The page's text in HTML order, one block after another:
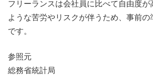
フリーランスは会社員に比べて自由度
ような苦労やリスクが伴うため、事前の
です。
参照元
総務省統計局